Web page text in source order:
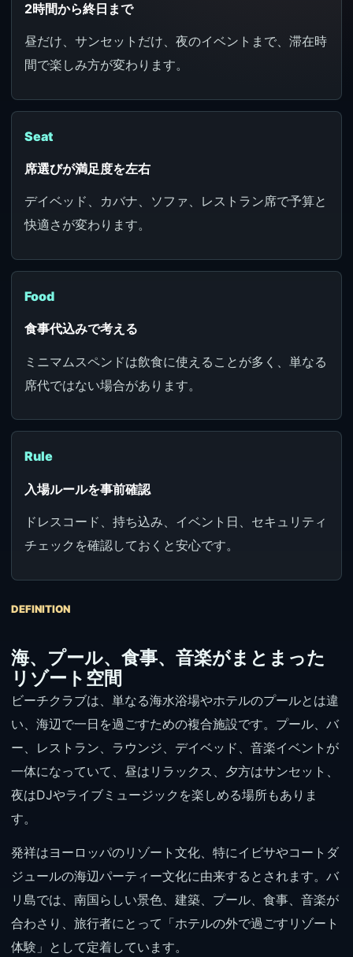
2時間から終日まで
昼だけ、サンセットだけ、夜のイベントまで、滞在時
間で楽しみ方が変わります。
Seat
席選びが満足度を左右
デイベッド、カバナ、ソファ、レストラン席で予算と
快適さが変わります。
Food
食事代込みで考える
ミニマムスペンドは飲食に使えることが多く、単なる
席代ではない場合があります。
Rule
入場ルールを事前確認
ドレスコード、持ち込み、イベント日、セキュリティ
チェックを確認しておくと安心です。
DEFINITION
海、プール、食事、音楽がまとまった
リゾート空間
ビーチクラブは、単なる海水浴場やホテルのプールとは違
い、海辺で一日を過ごすための複合施設です。プール、バ
ー、レストラン、ラウンジ、デイベッド、音楽イベントが
一体になっていて、昼はリラックス、夕方はサンセット、
夜はDJやライブミュージックを楽しめる場所もありま
す。
発祥はヨーロッパのリゾート文化、特にイビサやコートダ
ジュールの海辺パーティー文化に由来するとされます。バ
リ島では、南国らしい景色、建築、プール、食事、音楽が
合わさり、旅行者にとって「ホテルの外で過ごすリゾート
体験」として定着しています。